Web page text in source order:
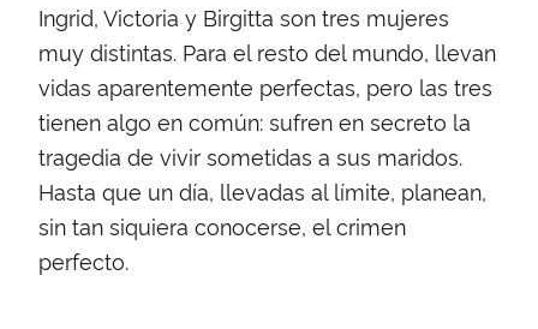
Ingrid, Victoria y Birgitta son tres mujeres
muy distintas. Para el resto del mundo, llevan
vidas aparentemente perfectas, pero las tres
tienen algo en común: sufren en secreto la
tragedia de vivir sometidas a sus maridos.
Hasta que un día, llevadas al límite, planean,
sin tan siquiera conocerse, el crimen
perfecto.